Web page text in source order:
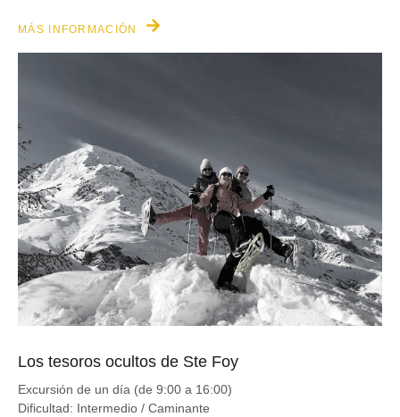
MÁS INFORMACIÓN
Los tesoros ocultos de Ste Foy
Excursión de un día (de 9:00 a 16:00)
Dificultad: Intermedio / Caminante